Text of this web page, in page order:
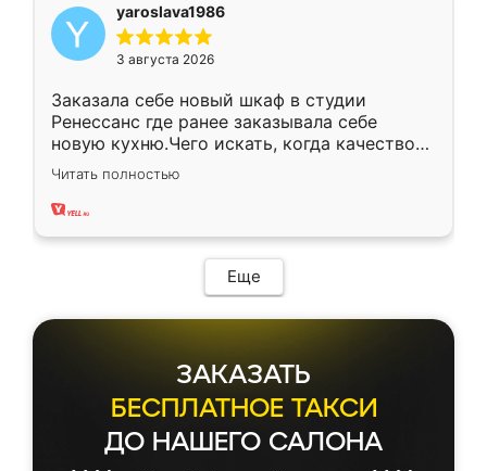
yaroslava1986
3 августа 2026
Заказала себе новый шкаф в студии
Ренессанс где ранее заказывала себе
новую кухню.Чего искать, когда качеством
вполне довольна. Служит кухня уже почти
два года, нареканий нет.
Читать полностью
Еще
ЗАКАЗАТЬ
БЕСПЛАТНОЕ ТАКСИ
ДО НАШЕГО САЛОНА